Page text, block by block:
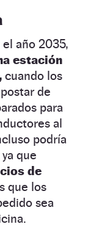
año 2035,
estación
cuando los
de
para
al
podría
que
de
que los
sea